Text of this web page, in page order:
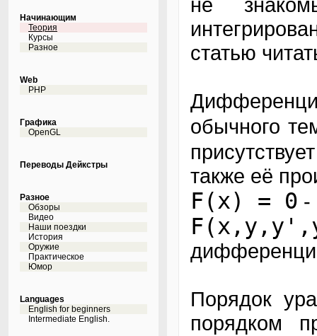
Начинающим
Теория
Курсы
Разное
Web
PHP
Графика
OpenGL
Переводы Дейкстры
Разное
Обзоры
Видео
Наши поездки
История
Оружие
Практическое
Юмор
Languages
English for beginners
Intermediate English.
статью
обычного
также её
F(x) = 0 -
Порядок
порядком